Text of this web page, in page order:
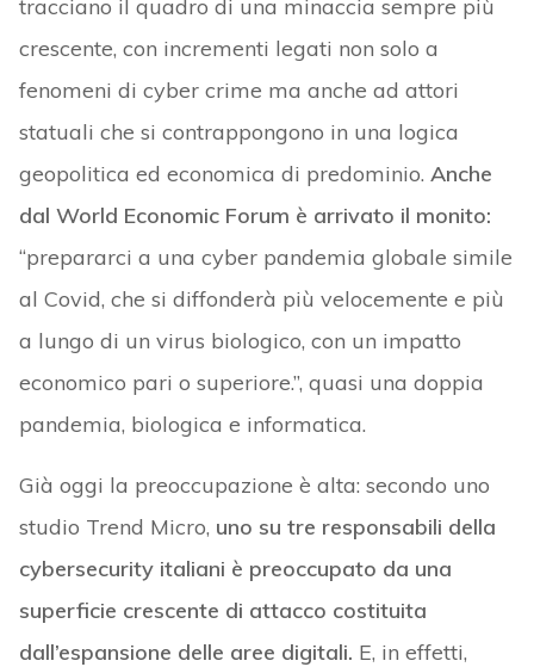
tracciano il quadro di una minaccia sempre più
crescente, con incrementi legati non solo a
fenomeni di cyber crime ma anche ad attori
statuali che si contrappongono in una logica
geopolitica ed economica di predominio. Anche
dal World Economic Forum è arrivato il monito:
“prepararci a una cyber pandemia globale simile
al Covid, che si diffonderà più velocemente e più
a lungo di un virus biologico, con un impatto
economico pari o superiore.”, quasi una doppia
pandemia, biologica e informatica.
Già oggi la preoccupazione è alta: secondo uno
studio Trend Micro, uno su tre responsabili della
cybersecurity italiani è preoccupato da una
superficie crescente di attacco costituita
dall’espansione delle aree digitali. E, in effetti,